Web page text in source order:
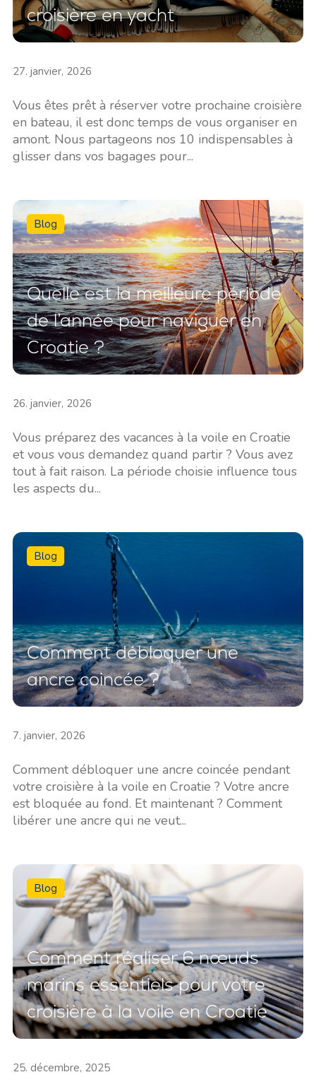
croisière en yacht
27. janvier, 2026
Vous êtes prêt à réserver votre prochaine croisière
en bateau, il est donc temps de vous organiser en
amont. Nous partageons nos 10 indispensables à
glisser dans vos bagages pour...
Blog
Quelle est la meilleure période
de l’année pour naviguer en
Croatie ?
26. janvier, 2026
Vous préparez des vacances à la voile en Croatie
et vous vous demandez quand partir ? Vous avez
tout à fait raison. La période choisie influence tous
les aspects du...
Blog
Comment débloquer une
ancre coincée ?
7. janvier, 2026
Comment débloquer une ancre coincée pendant
votre croisière à la voile en Croatie ? Votre ancre
est bloquée au fond. Et maintenant ? Comment
libérer une ancre qui ne veut...
Blog
Comment réaliser 6 nœuds
marins essentiels pour votre
croisière à la voile en Croatie
25. décembre, 2025